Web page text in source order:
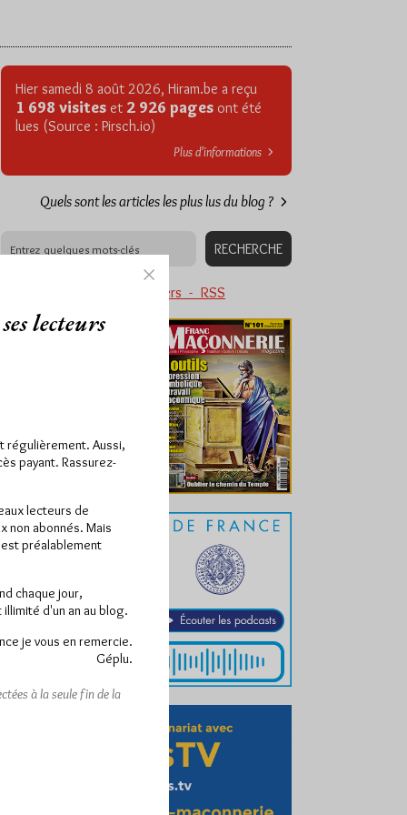
Hier samedi 8 août 2026, Hiram.be a reçu
1 698 visites et 2 926 pages ont été
lues (Source : Pirsch.io)
Plus d’informations
Quels sont les articles les plus lus du blog ?
Abonnement aux Newsletters - RSS
lecteurs
régulièrement. Aussi,
payant. Rassurez-
lecteurs de
non abonnés. Mais
préalablement
chaque jour,
d'un an au blog.
je vous en remercie.
Géplu.
à la seule fin de la